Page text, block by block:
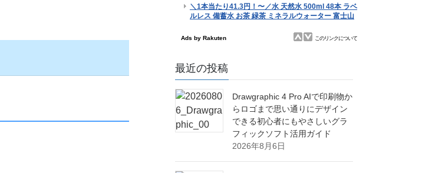
最近の投稿
Drawgraphic 4 Pro AIで印刷物か
らロゴまで思い通りにデザイン
できる初心者にもやさしいグラ
フィックソフト活用ガイド
2026年8月6日